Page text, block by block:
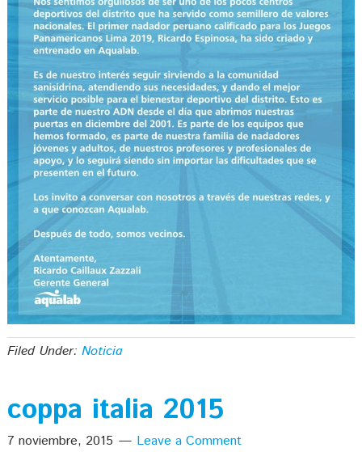
Filed Under: Noticia
coppa italia 2015
7 noviembre, 2015 Leave a Comment